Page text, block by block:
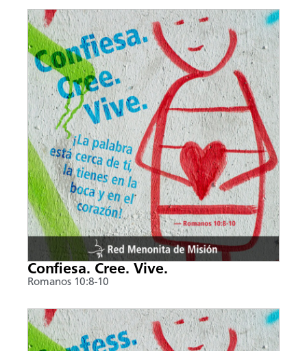
Confiesa. Cree. Vive.
Romanos 10:8-10